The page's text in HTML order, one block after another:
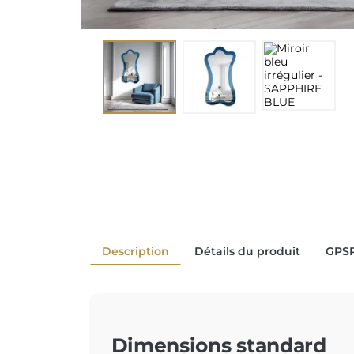
Description Détails du produit
Dimensions standard